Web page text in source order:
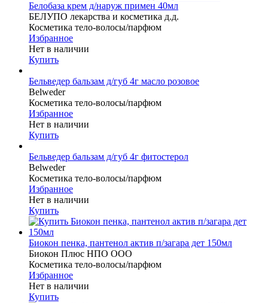
Белобаза крем д/наруж примен 40мл
БЕЛУПО лекарства и косметика д.д.
Косметика тело-волосы/парфюм
Избранное
Нет в наличии
Купить
Бельведер бальзам д/губ 4г масло розовое
Belweder
Косметика тело-волосы/парфюм
Избранное
Нет в наличии
Купить
Бельведер бальзам д/губ 4г фитостерол
Belweder
Косметика тело-волосы/парфюм
Избранное
Нет в наличии
Купить
Биокон пенка, пантенол актив п/загара дет 150мл
Биокон Плюс НПО ООО
Косметика тело-волосы/парфюм
Избранное
Нет в наличии
Купить